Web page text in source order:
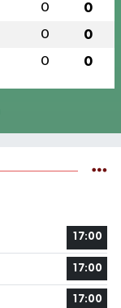
0 0
0 0
0 0
17:00
17:00
17:00